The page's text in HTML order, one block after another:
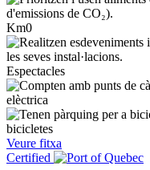
Km0
Espectacles
elèctrica
bicicletes
Veure fitxa
Certified